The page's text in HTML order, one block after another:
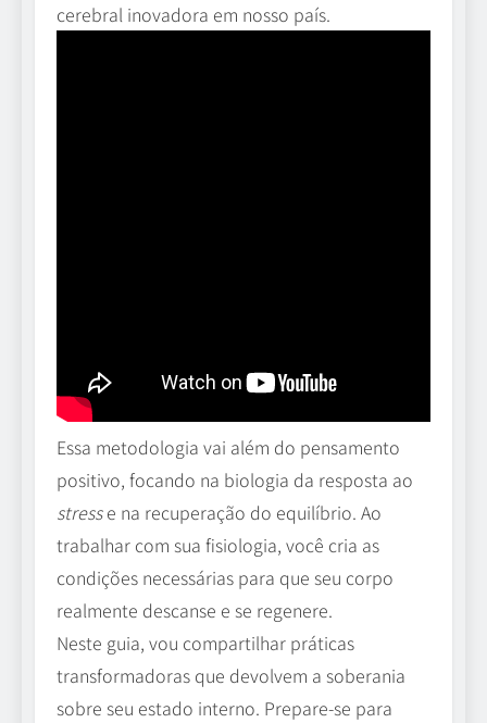
cerebral inovadora em nosso país.
Essa metodologia vai além do pensamento
positivo, focando na biologia da resposta ao
stresse na recuperação do equilíbrio. Ao
trabalhar com sua fisiologia, você cria as
condições necessárias para que seu corpo
realmente descanse e se regenere.
Neste guia, vou compartilhar práticas
transformadoras que devolvem a soberania
sobre seu estado interno. Prepare-se para